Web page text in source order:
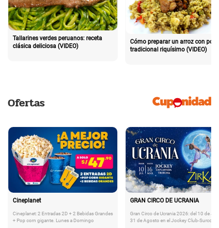
Tallarines verdes peruanos: receta
clásica deliciosa (VIDEO)
Cómo preparar un arroz con pollo
tradicional riquísimo (VIDEO)
Ofertas
Cineplanet
Cineplanet: 2 Entradas 2D + 2 Bebidas Grandes
+ Pop corn gigante. Lunes a Domingo
GRAN CIRCO DE UCRANIA
Gran Circo de Ucrania 2026: del 10 de
31 de Agosto en el Jockey Club-Surco